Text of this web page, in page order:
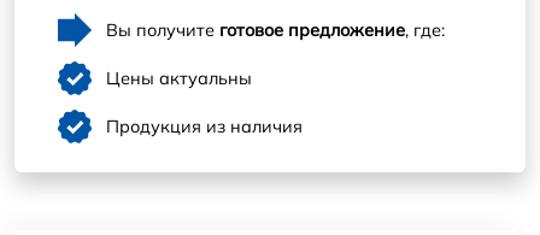
Вы получите готовое предложение, где:
Цены актуальны
Продукция из наличия